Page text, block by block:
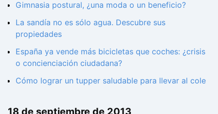
Gimnasia postural, ¿una moda o un beneficio?
La sandía no es sólo agua. Descubre sus
propiedades
España ya vende más bicicletas que coches: ¿crisis
o concienciación ciudadana?
Cómo lograr un tupper saludable para llevar al cole
18 de septiembre de 2013